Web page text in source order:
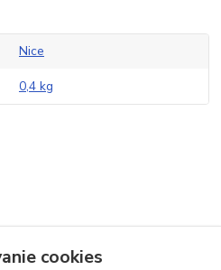
Nice
0,4 kg
cookies